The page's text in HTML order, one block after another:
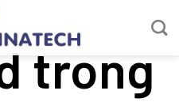
trong